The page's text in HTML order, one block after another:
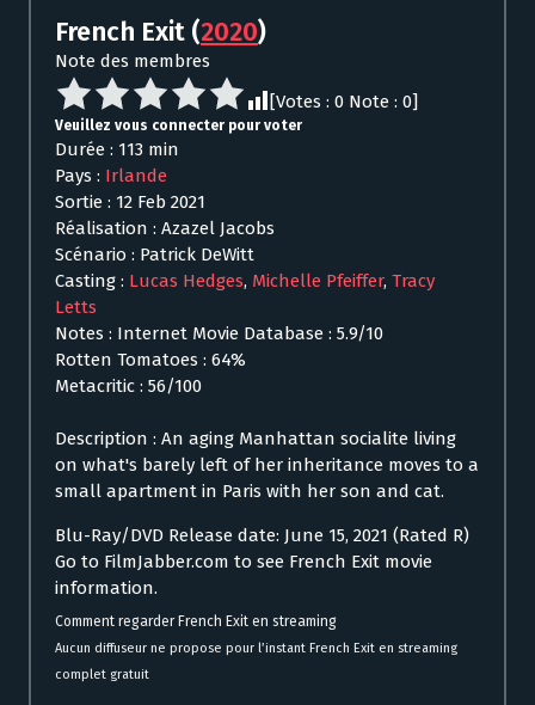
French Exit (2020)
Note des membres
[Votes : 0 Note : 0]
Veuillez vous connecter pour voter
Durée : 113 min
Pays : Irlande
Sortie : 12 Feb 2021
Réalisation : Azazel Jacobs
Scénario : Patrick DeWitt
Casting : Lucas Hedges, Michelle Pfeiffer, Tracy
Letts
Notes : Internet Movie Database : 5.9/10
Rotten Tomatoes : 64%
Metacritic : 56/100
Description : An aging Manhattan socialite living
on what's barely left of her inheritance moves to a
small apartment in Paris with her son and cat.
Blu-Ray/DVD Release date: June 15, 2021 (Rated R)
Go to FilmJabber.com to see French Exit movie
information.
Comment regarder French Exit en streaming
Aucun diffuseur ne propose pour l’instant French Exit en streaming
complet gratuit